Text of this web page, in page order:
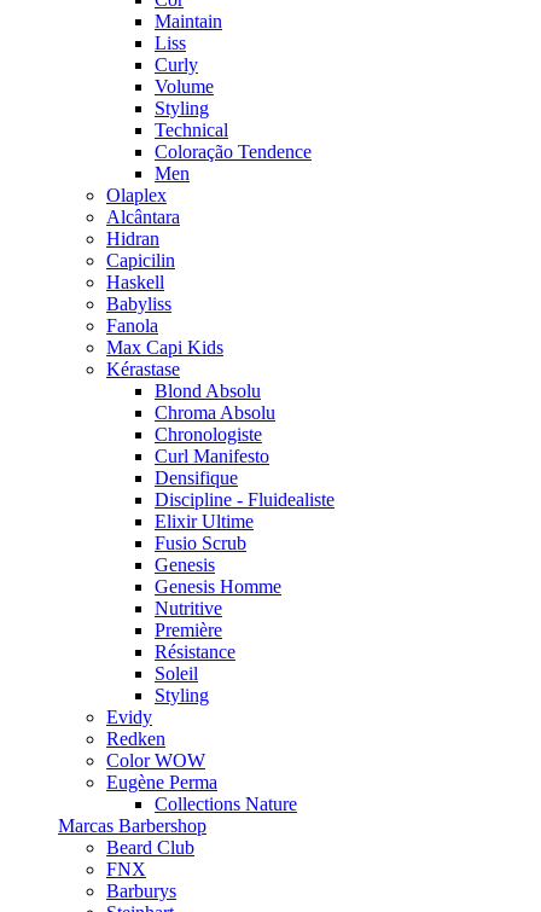
Maintain
Liss
Curly
Volume
Styling
Technical
Coloração Tendence
Men
Olaplex
Alcântara
Hidran
Capicilin
Haskell
Babyliss
Fanola
Max Capi Kids
Kérastase
Blond Absolu
Chroma Absolu
Chronologiste
Curl Manifesto
Densifique
Discipline - Fluidealiste
Elixir Ultime
Fusio Scrub
Genesis
Genesis Homme
Nutritive
Première
Résistance
Soleil
Styling
Evidy
Redken
Color WOW
Eugène Perma
Collections Nature
Marcas Barbershop
Beard Club
FNX
Barburys